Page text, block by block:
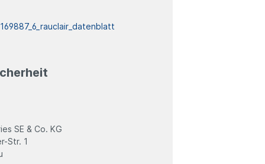
169887_6_rauclair_datenblatt
SE & Co. KG
Str. 1